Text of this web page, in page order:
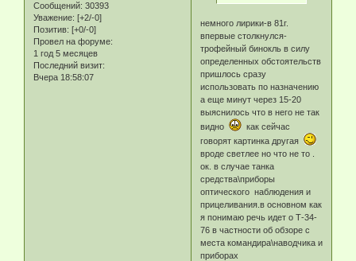
Сообщений: 30393
Уважение: [+2/-0]
Позитив: [+0/-0]
Провел на форуме:
1 год 5 месяцев
Последний визит:
Вчера 18:58:07
немного лирики-в 81г.
впервые столкнулся-
трофейный бинокль в силу
определенных обстоятельств
пришлось сразу
использовать по назначению
а еще минут через 15-20
выяснилось что в него не так
видно
как сейчас
говорят картинка другая
вроде светлее но что не то .
ок. в случае танка
средства\приборы
оптического наблюдения и
прицеливания.в основном как
я понимаю речь идет о Т-34-
76 в частности об обзоре с
места командира\наводчика и
приборах